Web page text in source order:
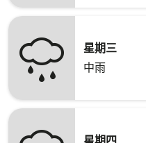
星期三
中雨
星期四